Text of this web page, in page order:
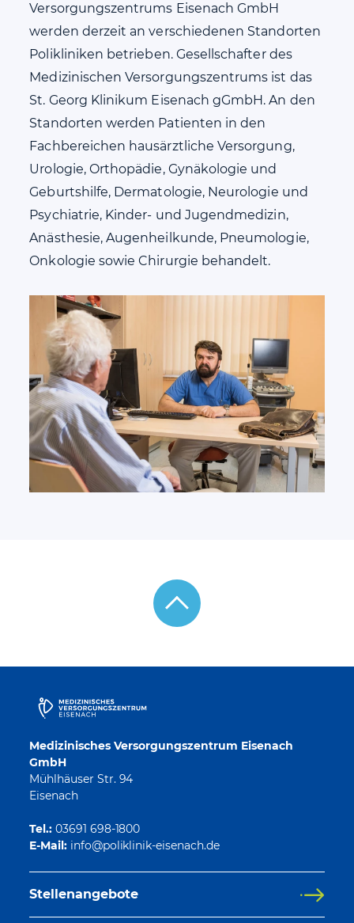
Versorgungszentrums Eisenach GmbH
werden derzeit an verschiedenen Standorten
Polikliniken betrieben. Gesellschafter des
Medizinischen Versorgungszentrums ist das
St. Georg Klinikum Eisenach gGmbH. An den
Standorten werden Patienten in den
Fachbereichen hausärztliche Versorgung,
Urologie, Orthopädie, Gynäkologie und
Geburtshilfe, Dermatologie, Neurologie und
Psychiatrie, Kinder- und Jugendmedizin,
Anästhesie, Augenheilkunde, Pneumologie,
Onkologie sowie Chirurgie behandelt.
Medizinisches Versorgungszentrum Eisenach
GmbH
Mühlhäuser Str. 94
Eisenach
Tel.: 03691 698-1800
E-Mail:
Stellenangebote